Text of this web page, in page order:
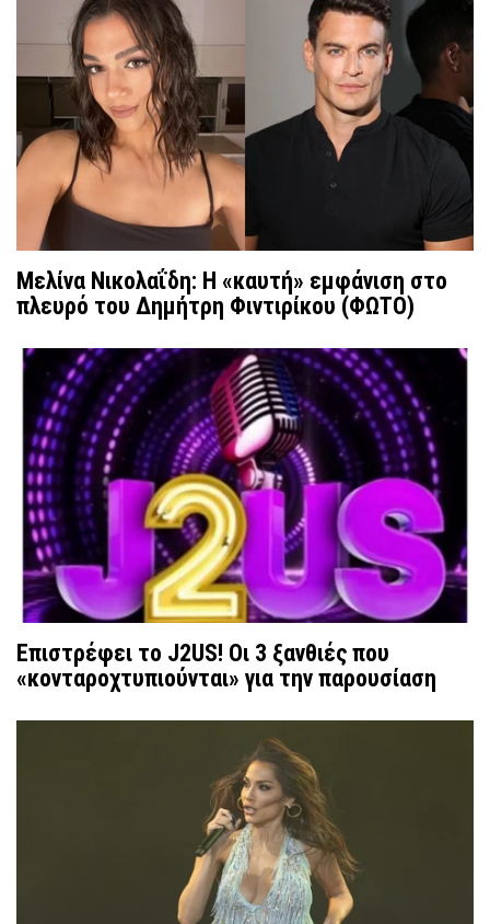
Μελίνα Νικολαΐδη: Η «καυτή» εμφάνιση στο
πλευρό του Δημήτρη Φιντιρίκου (ΦΩΤΟ)
Επιστρέφει το J2US! Οι 3 ξανθιές που
«κονταροχτυπιούνται» για την παρουσίαση